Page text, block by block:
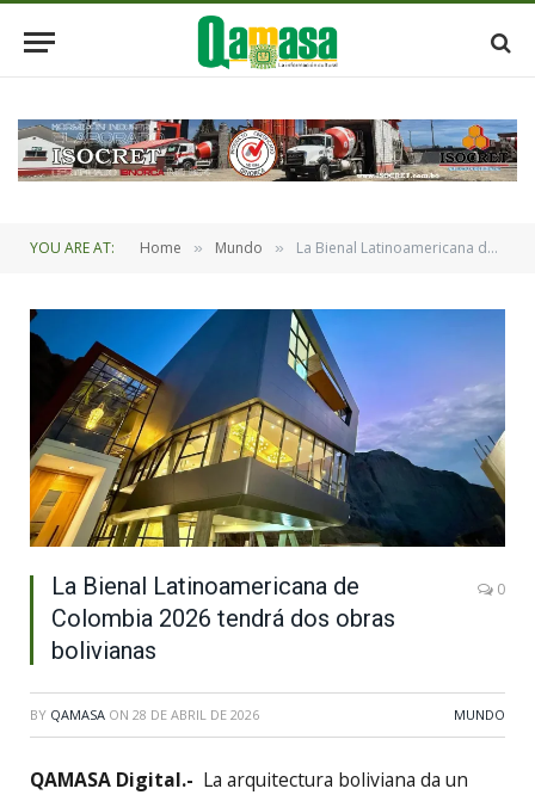
YOU ARE AT: Home » Mundo » La Bienal Latinoamericana de Colombia 2026 tendrá dos obras bolivianas
La Bienal Latinoamericana de
Colombia 2026 tendrá dos obras
bolivianas
0
BY QAMASA ON 28 DE ABRIL DE 2026 MUNDO
QAMASA Digital.- La arquitectura boliviana da un